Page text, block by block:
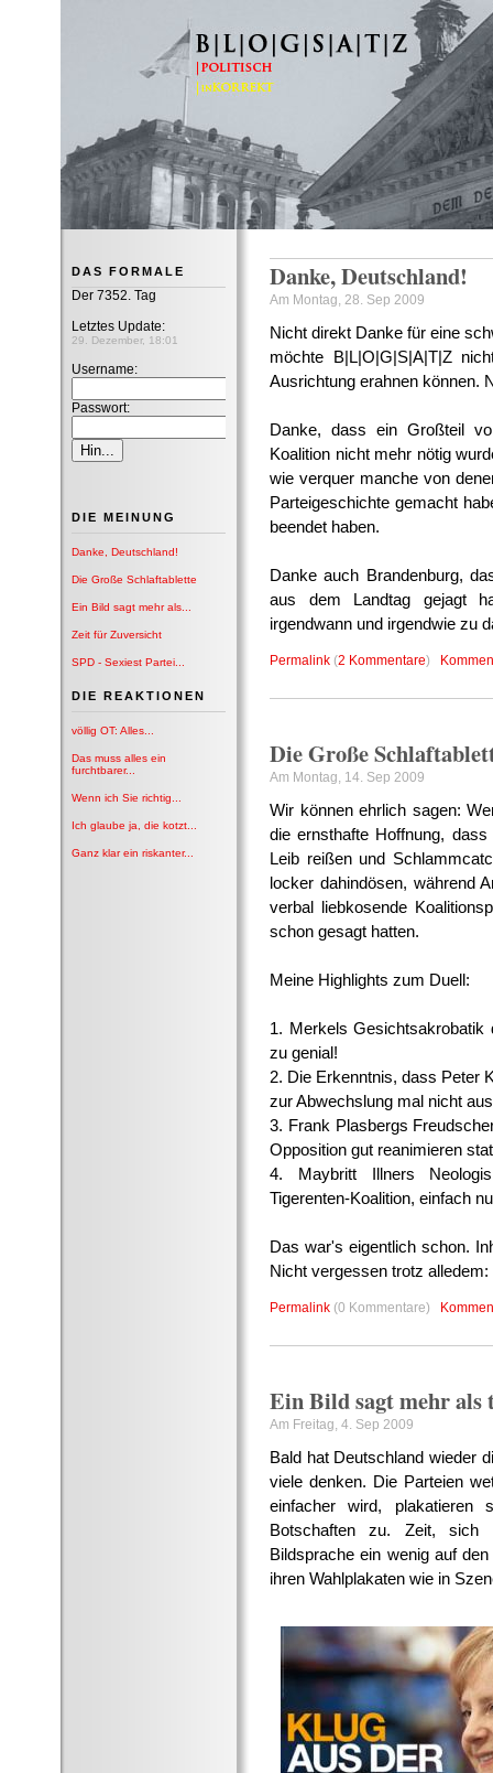
DAS FORMALE
Der 7352. Tag
Letztes Update:
29. Dezember, 18:01
Username:
Passwort:
DIE MEINUNG
Danke, Deutschland!
Die Große Schlaftablette
Ein Bild sagt mehr als...
Zeit für Zuversicht
SPD - Sexiest Partei...
DIE REAKTIONEN
völlig OT: Alles...
Das muss alles ein
furchtbarer...
Wenn ich Sie richtig...
Ich glaube ja, die kotzt...
Ganz klar ein riskanter...
Danke, Deutschland!
Am Montag, 28. Sep 2009
Nicht direkt Danke für eine
möchte B|L|O|G|S|A|T|Z
Ausrichtung erahnen können.
Danke, dass ein Großteil
Koalition nicht mehr nötig
wie verquer manche von
Parteigeschichte gemacht
beendet haben.
Danke auch Brandenburg,
aus dem Landtag gejagt
irgendwann und irgendwie zu
Permalink (2 Kommentare)
Die Große
Am Montag, 14. Sep 2009
Wir können ehrlich sagen:
die ernsthafte Hoffnung,
Leib reißen und
locker dahindösen, während
verbal liebkosende
schon gesagt hatten.
Meine Highlights zum Duell:
1. Merkels Gesichtsakrobatik
zu genial!
2. Die Erkenntnis, dass Peter
zur Abwechslung mal nicht
3. Frank Plasbergs
Opposition gut reanimieren
4. Maybritt Illners
Tigerenten-Koalition, einfach
Das war's eigentlich schon.
Nicht vergessen trotz
Permalink (0 Kommentare)
Ein Bild sagt mehr als
Am Freitag, 4. Sep 2009
Bald hat Deutschland wieder
viele denken. Die Parteien
einfacher wird,
Botschaften zu. Zeit, sich
Bildsprache ein wenig auf
ihren Wahlplakaten wie in